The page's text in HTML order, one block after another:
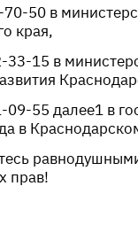
50 в
края,
15 в
55 далее1 в
в
прав!